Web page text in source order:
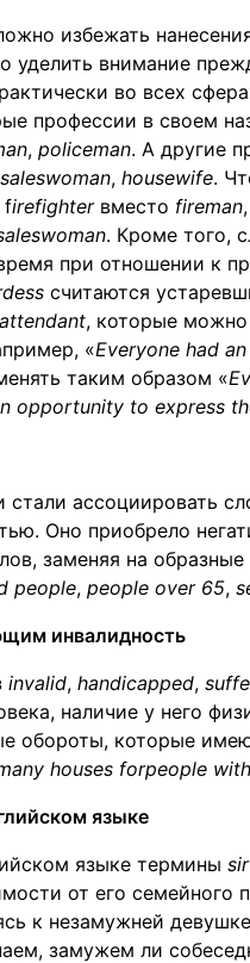
избежать
уделить внимание
во всех
профессии в своем
, policeman. А другие
saleswoman, housewife.
firefighterвместо fireman,
. Кроме того,
при отношении к
считаются
, которые
«Everyone had
таким образом «
opportunity to express
ассоциировать
Оно приобрело
заменяя на
people, people over 65,
инвалидность
invalid, handicapped,
наличие у него
обороты, которые
houses forpeople
языке
языке термины sir
от его
к незамужней
замужем ли